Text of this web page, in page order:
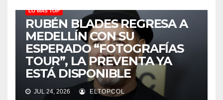
LO MÁS TOP
RUBÉN BLADES REGRESA A
MEDELLÍN CON SU
ESPERADO “FOTOGRAFÍAS
TOUR”, LA PREVENTA YA
ESTÁ DISPONIBLE
JUL 24, 2026 ELTOPCOL